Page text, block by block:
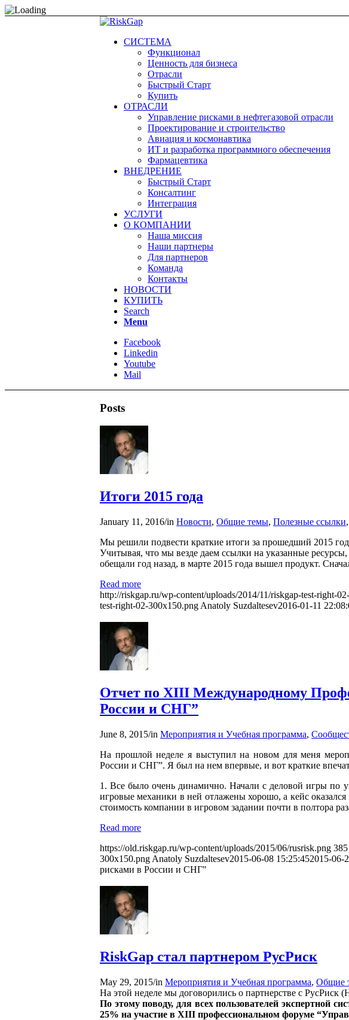
СИСТЕМА
Функционал
Ценность для бизнеса
Отрасли
Быстрый Старт
Купить
ОТРАСЛИ
Управление рисками в нефтегазовой отрасли
Проектирование и строительство
Авиация и космонавтика
ИТ и разработка программного обеспечения
Фармацевтика
ВНЕДРЕНИЕ
Быстрый Старт
Консалтинг
Интеграция
УСЛУГИ
О КОМПАНИИ
Наша миссия
Наши партнеры
Для партнеров
Команда
Контакты
НОВОСТИ
КУПИТЬ
Search
Menu
Facebook
Linkedin
Youtube
Mail
Posts
Итоги 2015 года
January 11, 2016/in Новости, Общие темы, Полезные ссылки,
Мы решили подвести краткие итоги за прошедший 2015
Учитывая, что мы везде даем ссылки на указанные
обещали год назад, в марте 2015 года вышел продукт.
Read more
http://riskgap.ru/wp-content/uploads/2014/11/riskgap-test-right-
test-right-02-300x150.png Anatoly Suzdaltesev2016-01-11
Отчет по ХIII Международному
России и СНГ”
June 8, 2015/in Мероприятия и Учебная программа,
На прошлой неделе я выступил на новом для меня
России и СНГ”. Я был на нем впервые, и вот краткие
1. Все было очень динамично. Начали с деловой игры по
игровые механики в ней отлажены хорошо, а кейс
стоимость компании в игровом задании почти в полтора
Read more
https://old.riskgap.ru/wp-content/uploads/2015/06/rusrisk.png 385
300x150.png Anatoly Suzdaltesev2015-06-08 15:25:452015-06-
рисками в России и СНГ"
RiskGap стал партнером РусРиск
May 29, 2015/in Мероприятия и Учебная программа, Общие
На этой неделе мы договорились о партнерстве с РусРиск
По этому поводу, для всех пользователей экспертной
25% на участие в XIII профессиональном форуме